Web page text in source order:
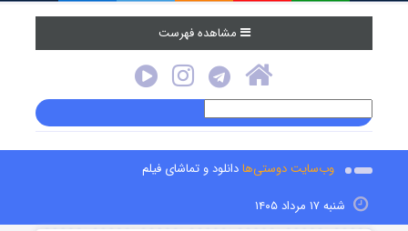
مشاهده فهرست
وب‌سایت دوستی‌هادانلود و تماشای فیلم
شنبه ۱۷ مرداد ۱۴۰۵